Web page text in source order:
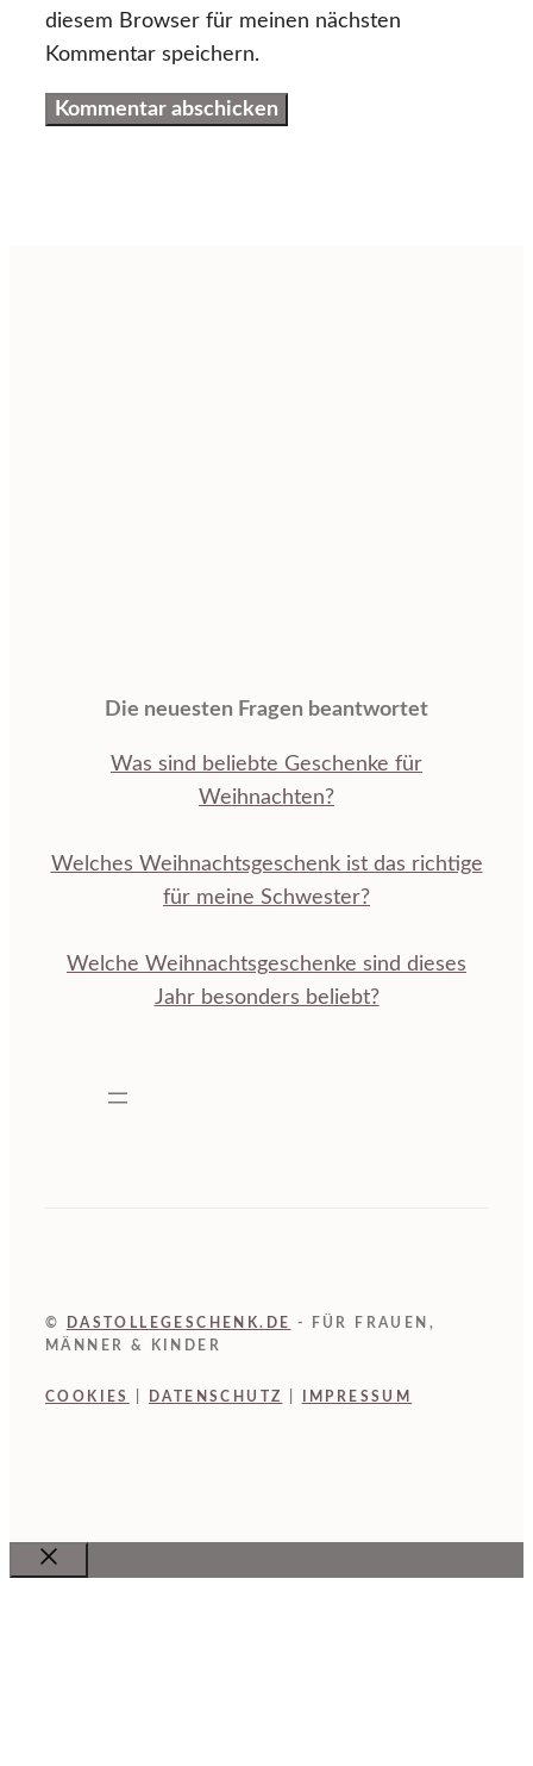
diesem Browser für meinen nächsten
Kommentar speichern.
Die neuesten Fragen beantwortet
Was sind beliebte Geschenke für
Weihnachten?
Welches Weihnachtsgeschenk ist das richtige
für meine Schwester?
Welche Weihnachtsgeschenke sind dieses
Jahr besonders beliebt?
© DASTOLLEGESCHENK.DE
- FÜR FRAUEN,
MÄNNER & KINDER
COOKIES DATENSCHUTZ IMPRESSUM